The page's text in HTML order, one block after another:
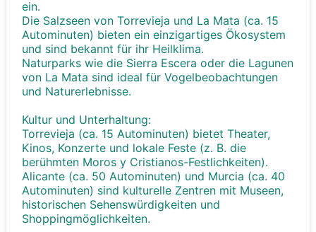
ein.
Die Salzseen von Torrevieja und La Mata (ca. 15
Autominuten) bieten ein einzigartiges Ökosystem
und sind bekannt für ihr Heilklima.
Naturparks wie die Sierra Escera oder die Lagunen
von La Mata sind ideal für Vogelbeobachtungen
und Naturerlebnisse.
Kultur und Unterhaltung:
Torrevieja (ca. 15 Autominuten) bietet Theater,
Kinos, Konzerte und lokale Feste (z. B. die
berühmten Moros y Cristianos-Festlichkeiten).
Alicante (ca. 50 Autominuten) und Murcia (ca. 40
Autominuten) sind kulturelle Zentren mit Museen,
historischen Sehenswürdigkeiten und
Shoppingmöglichkeiten.